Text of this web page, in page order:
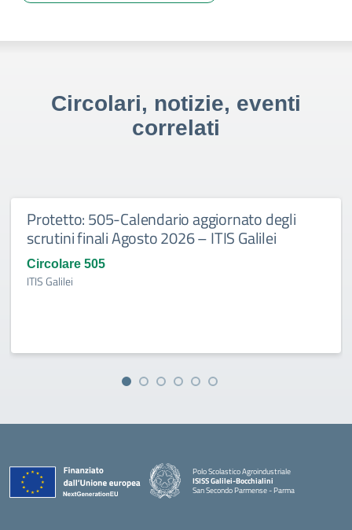
Circolari, notizie, eventi
correlati
Protetto: 505-Calendario aggiornato degli
scrutini finali Agosto 2026 – ITIS Galilei
Circolare 505
ITIS Galilei
Polo Scolastico Agroindustriale
ISISS Galilei-Bocchialini
San Secondo Parmense - Parma